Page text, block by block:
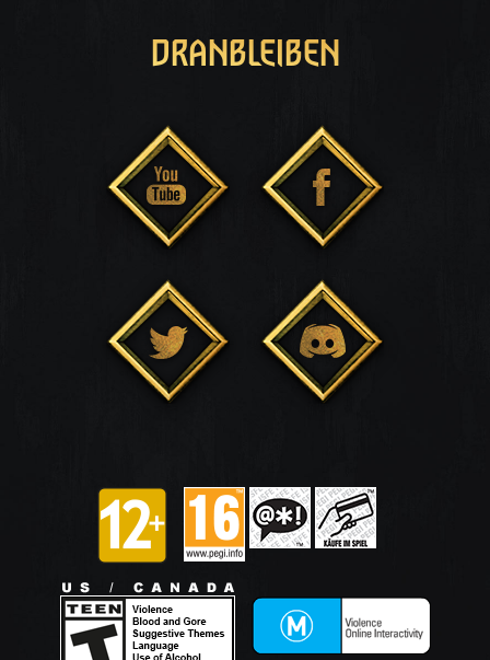
DRANBLEIBEN